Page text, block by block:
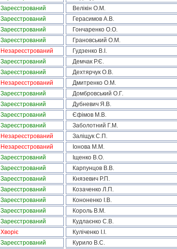
Зареєстрований Велікін О.М.
Зареєстрований Герасимов А.В.
Зареєстрований Гончаренко О.О.
Зареєстрований Грановський О.М.
Незареєстрований Гудзенко В.І.
Зареєстрований Демчак Р.Є.
Зареєстрований Дехтярчук О.В.
Незареєстрований Дмитренко О.М.
Зареєстрований Домбровський О.Г.
Зареєстрований Дубневич Я.В.
Зареєстрований Єфімов М.В.
Зареєстрований Заболотний Г.М.
Незареєстрований Заліщук С.П.
Незареєстрований Іонова М.М.
Зареєстрований Іщенко В.О.
Зареєстрований Карпунцов В.В.
Зареєстрований Князевич Р.П.
Зареєстрований Козаченко Л.П.
Зареєстрований Кононенко І.В.
Зареєстрований Король В.М.
Зареєстрований Кудлаєнко С.В.
Хворіє Куліченко І.І.
Зареєстрований Курило В.С.